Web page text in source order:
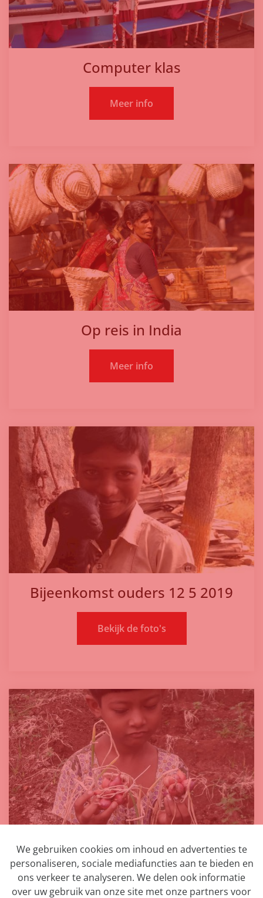
Computer klas
Meer info
Op reis in India
Meer info
Bijeenkomst ouders 12 5 2019
Bekijk de foto's
Bio tuinbouw project
Bekijk de foto's
We gebruiken cookies om inhoud en advertenties te
personaliseren, sociale mediafuncties aan te bieden en
ons verkeer te analyseren. We delen ook informatie
over uw gebruik van onze site met onze partners voor